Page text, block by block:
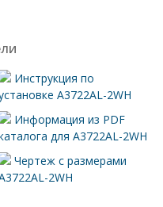
Инструкция по
A3722AL-2WH
Информация из PDF
для A3722AL-2WH
Чертеж с размерами
2WH